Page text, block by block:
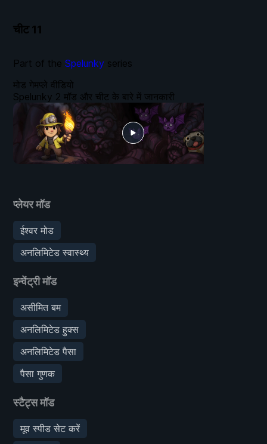
चीट 11
प्लेयर मॉड
ईश्वर मोड
अनलिमिटेड स्वास्थ्य
इन्वेंट्री मॉड
असीमित बम
अनलिमिटेड हुक्स
अनलिमिटेड पैसा
पैसा गुणक
स्टैट्स मॉड
मूव स्पीड सेट करें
मोड गेमप्ले वीडियो
Spelunky 2 मॉड और चीट के बारे में जानकारी
Part of the Spelunky series